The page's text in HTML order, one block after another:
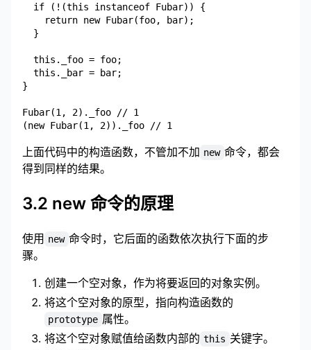
  if (!(this instanceof Fubar)) {
    return new Fubar(foo, bar);
  }
  this._foo = foo;
  this._bar = bar;
}
Fubar(1, 2)._foo // 1
上面代码中的构造函数，不管加不加 new 命令，都会
得到同样的结果。
3.2 new 命令的原理
使用 new 命令时，它后面的函数依次执行下面的步
骤。
创建一个空对象，作为将要返回的对象实例。
将这个空对象的原型，指向构造函数的
prototype 属性。
将这个空对象赋值给函数内部的 this 关键字。